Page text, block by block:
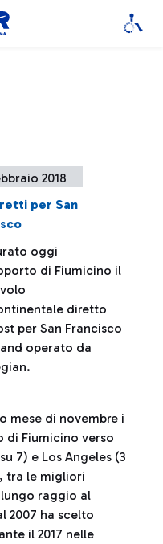
2018
per San
oggi
di Fiumicino il
diretto
per San Francisco
operato da
mese di novembre i
Fiumicino verso
7) e Los Angeles (3
, tra le migliori
raggio al
2007 ha scelto
il 2017 nelle